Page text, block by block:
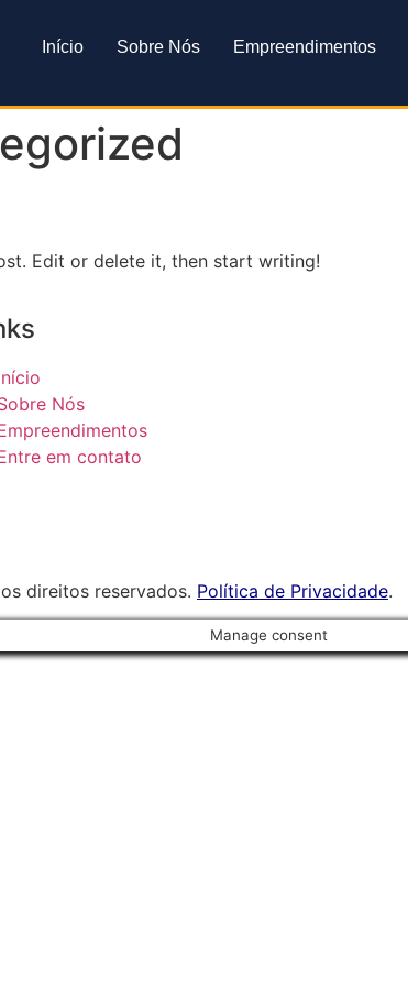
Início Sobre Nós Empreendimentos
Edit or delete it, then start writing!
Nós
em contato
direitos reservados. Política de Privacidade.
Manage consent